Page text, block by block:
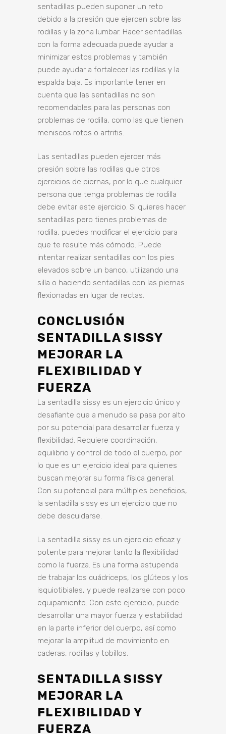
sentadillas pueden suponer un reto
debido a la presión que ejercen sobre las
rodillas y la zona lumbar. Hacer sentadillas
con la forma adecuada puede ayudar a
minimizar estos problemas y también
puede ayudar a fortalecer las rodillas y la
espalda baja. Es importante tener en
cuenta que las sentadillas no son
recomendables para las personas con
problemas de rodilla, como las que tienen
meniscos rotos o artritis.
Las sentadillas pueden ejercer más
presión sobre las rodillas que otros
ejercicios de piernas, por lo que cualquier
persona que tenga problemas de rodilla
debe evitar este ejercicio. Si quieres hacer
sentadillas pero tienes problemas de
rodilla, puedes modificar el ejercicio para
que te resulte más cómodo. Puede
intentar realizar sentadillas con los pies
elevados sobre un banco, utilizando una
silla o haciendo sentadillas con las piernas
flexionadas en lugar de rectas.
CONCLUSIÓN
SENTADILLA SISSY
MEJORAR LA
FLEXIBILIDAD Y
FUERZA
La sentadilla sissy es un ejercicio único y
desafiante que a menudo se pasa por alto
por su potencial para desarrollar fuerza y
flexibilidad. Requiere coordinación,
equilibrio y control de todo el cuerpo, por
lo que es un ejercicio ideal para quienes
buscan mejorar su forma física general.
Con su potencial para múltiples beneficios,
la sentadilla sissy es un ejercicio que no
debe descuidarse.
La sentadilla sissy es un ejercicio eficaz y
potente para mejorar tanto la flexibilidad
como la fuerza. Es una forma estupenda
de trabajar los cuádriceps, los glúteos y los
isquiotibiales, y puede realizarse con poco
equipamiento. Con este ejercicio, puede
desarrollar una mayor fuerza y estabilidad
en la parte inferior del cuerpo, así como
mejorar la amplitud de movimiento en
caderas, rodillas y tobillos.
SENTADILLA SISSY
MEJORAR LA
FLEXIBILIDAD Y
FUERZA